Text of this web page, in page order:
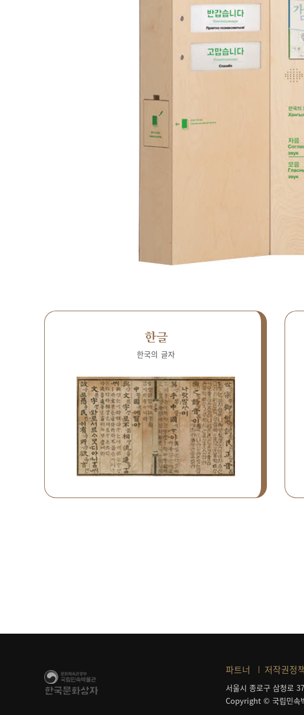
한글
한국의 글자
파트너 저작권정책
서울시 종로구 삼청로 37
Copyright © 국립민속